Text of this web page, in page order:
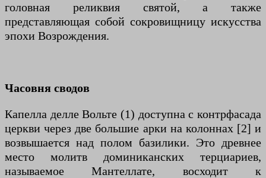
головная реликвия святой, а также
представляющая собой сокровищницу искусства
эпохи Возрождения.
Часовня сводов
Капелла делле Вольте (1) доступна с контрфасада
церкви через две большие арки на колоннах [2] и
возвышается над полом базилики. Это древнее
место молитв доминиканских терциариев,
называемое Мантеллате, восходит к